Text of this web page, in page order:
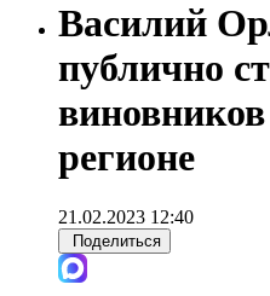
Василий
публично
регионе
21.02.2023 12:40
Поделиться